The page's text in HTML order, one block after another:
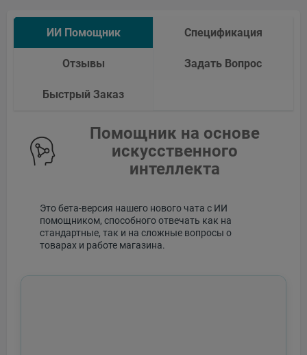
ИИ Помощник Спецификация
Отзывы Задать Вопрос
Быстрый Заказ
Помощник на основе
искусственного
интеллекта
Это бета-версия нашего нового чата с ИИ
помощником, способного отвечать как на
стандартные, так и на сложные вопросы о
товарах и работе магазина.